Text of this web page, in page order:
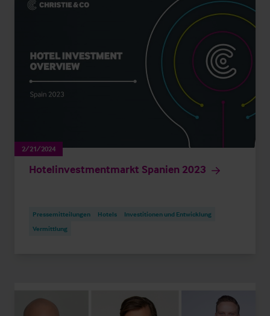
2/21/2024
Hotelinvestmentmarkt Spanien 2023
Pressemitteilungen Hotels
Investitionen und Entwicklung
Vermittlung